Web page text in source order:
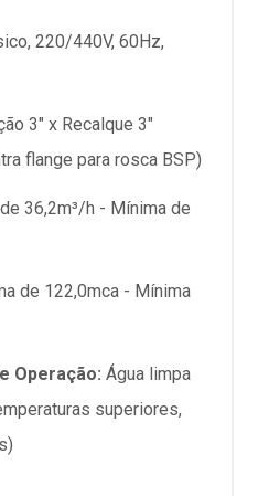
220/440V, 60Hz,
3" x Recalque 3"
flange para rosca BSP)
36,2m³/h - Mínima de
de 122,0mca - Mínima
Operação: Água limpa
superiores,